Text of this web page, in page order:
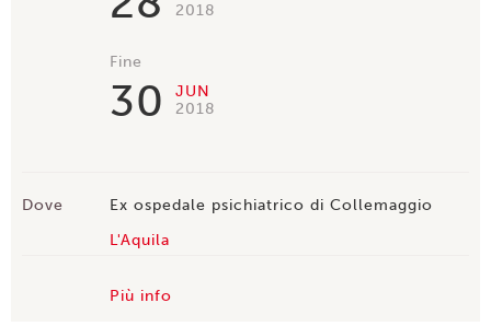
2018
Fine
30
JUN
2018
Dove
Ex ospedale psichiatrico di Collemaggio
L'Aquila
Più info